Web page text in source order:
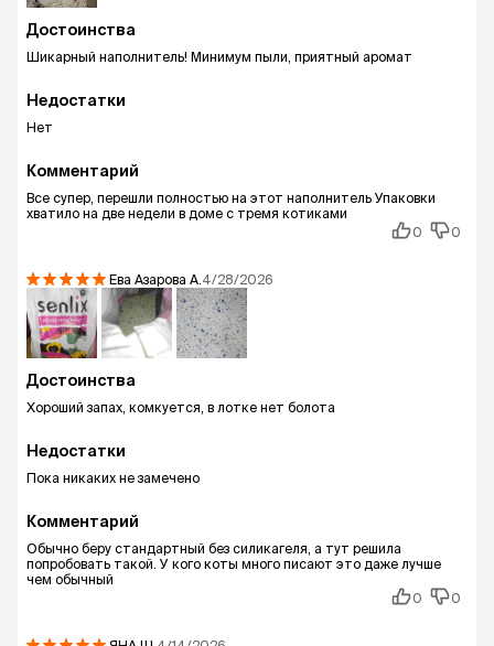
Достоинства
Шикарный наполнитель! Минимум пыли, приятный аромат
Недостатки
Нет
Комментарий
Все супер, перешли полностью на этот наполнитель Упаковки
хватило на две недели в доме с тремя котиками
0
0
Ева Азарова А. 4/28/2026
Достоинства
Хороший запах, комкуется, в лотке нет болота
Недостатки
Пока никаких не замечено
Комментарий
Обычно беру стандартный без силикагеля, а тут решила
попробовать такой. У кого коты много писают это даже лучше
чем обычный
0
0